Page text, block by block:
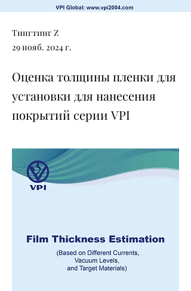
Тингтинг Z
29 нояб. 2024 г.
Оценка толщины пленки для
установки для нанесения
покрытий серии VPI